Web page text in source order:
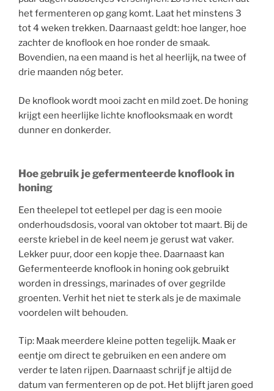
het fermenteren op gang komt. Laat het minstens 3
tot 4 weken trekken. Daarnaast geldt: hoe langer, hoe
zachter de knoflook en hoe ronder de smaak.
Bovendien, na een maand is het al heerlijk, na twee of
drie maanden nóg beter.
De knoflook wordt mooi zacht en mild zoet. De honing
krijgt een heerlijke lichte knoflooksmaak en wordt
dunner en donkerder.
Hoe gebruik je gefermenteerde knoflook in
honing
Een theelepel tot eetlepel per dag is een mooie
onderhoudsdosis, vooral van oktober tot maart. Bij de
eerste kriebel in de keel neem je gerust wat vaker.
Lekker puur, door een kopje thee. Daarnaast kan
Gefermenteerde knoflook in honing ook gebruikt
worden in dressings, marinades of over gegrilde
groenten. Verhit het niet te sterk als je de maximale
voordelen wilt behouden.
Tip: Maak meerdere kleine potten tegelijk. Maak er
eentje om direct te gebruiken en een andere om
verder te laten rijpen. Daarnaast schrijf je altijd de
datum van fermenteren op de pot. Het blijft jaren goed